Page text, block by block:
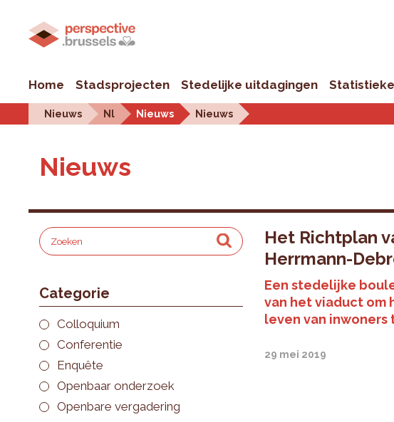
Home Stadsprojecten Stedelijke uitdagingen
Nieuws Nl Nieuws Nieuws
Nieuws
Categorie
Colloquium
Conferentie
Enquête
Openbaar onderzoek
Openbare vergadering
Het Richtplan
Herrmann-
Een stedelijke
van het viaduct om
leven van
29 mei 2019